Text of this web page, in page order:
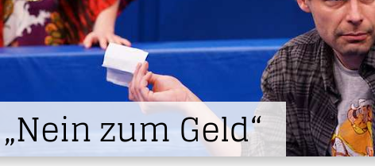
„Nein zum Geld“